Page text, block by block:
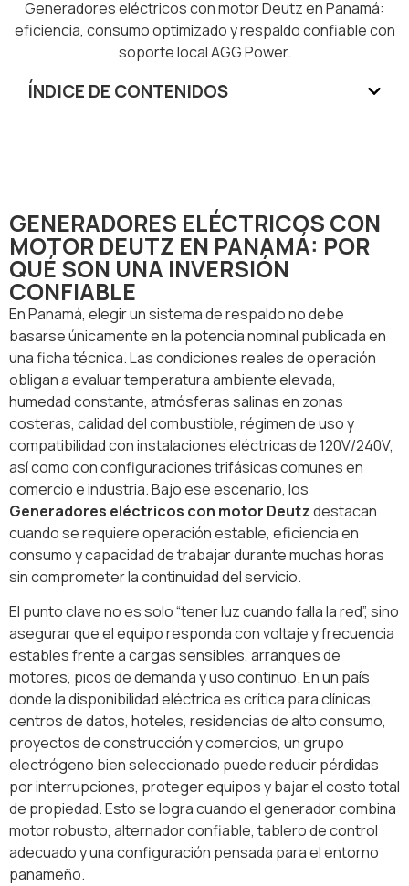
Generadores eléctricos con motor Deutz en Panamá:
eficiencia, consumo optimizado y respaldo confiable con
soporte local AGG Power.
ÍNDICE DE CONTENIDOS
GENERADORES ELÉCTRICOS CON
MOTOR DEUTZ EN PANAMÁ: POR
QUÉ SON UNA INVERSIÓN
CONFIABLE
En Panamá, elegir un sistema de respaldo no debe
basarse únicamente en la potencia nominal publicada en
una ficha técnica. Las condiciones reales de operación
obligan a evaluar temperatura ambiente elevada,
humedad constante, atmósferas salinas en zonas
costeras, calidad del combustible, régimen de uso y
compatibilidad con instalaciones eléctricas de 120V/240V,
así como con configuraciones trifásicas comunes en
comercio e industria. Bajo ese escenario, los
Generadores eléctricos con motor Deutzdestacan
cuando se requiere operación estable, eficiencia en
consumo y capacidad de trabajar durante muchas horas
sin comprometer la continuidad del servicio.
El punto clave no es solo “tener luz cuando falla la red”, sino
asegurar que el equipo responda con voltaje y frecuencia
estables frente a cargas sensibles, arranques de
motores, picos de demanda y uso continuo. En un país
donde la disponibilidad eléctrica es crítica para clínicas,
centros de datos, hoteles, residencias de alto consumo,
proyectos de construcción y comercios, un grupo
electrógeno bien seleccionado puede reducir pérdidas
por interrupciones, proteger equipos y bajar el costo total
de propiedad. Esto se logra cuando el generador combina
motor robusto, alternador confiable, tablero de control
adecuado y una configuración pensada para el entorno
panameño.